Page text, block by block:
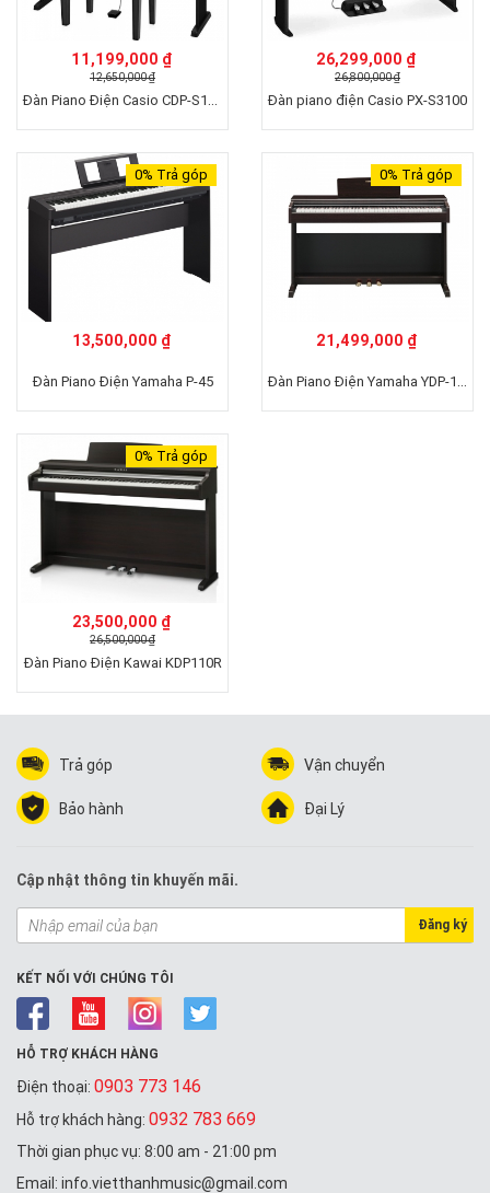
11,199,000 ₫
12,650,000 ₫
Đàn Piano Điện Casio CDP-S110
26,299,000 ₫
26,800,000 ₫
Đàn piano điện Casio PX-S3100
0% Trả góp
13,500,000 ₫
Đàn Piano Điện Yamaha P-45
0% Trả góp
21,499,000 ₫
Đàn Piano Điện Yamaha YDP-145
0% Trả góp
23,500,000 ₫
26,500,000 ₫
Đàn Piano Điện Kawai KDP110R
Trả góp Vận chuyển
Bảo hành Đại Lý
Cập nhật thông tin khuyến mãi.
Đăng ký
KẾT NỐI VỚI CHÚNG TÔI
HỖ TRỢ KHÁCH HÀNG
Điện thoại: 0903 773 146
Hỗ trợ khách hàng: 0932 783 669
Thời gian phục vụ: 8:00 am - 21:00 pm
Email: info.vietthanhmusic@gmail.com